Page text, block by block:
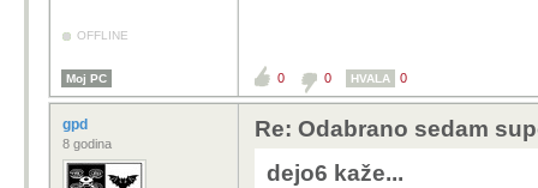
OFFLINE
Moj PC 0 0 HVALA 0
gpd
8 godina
Re: Odabrano sedam
dejo6 kaže...